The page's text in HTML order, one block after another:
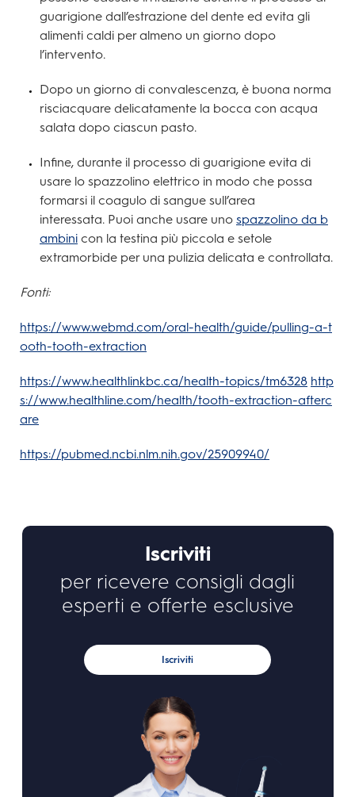
guarigione dall’estrazione del dente ed evita gli
alimenti caldi per almeno un giorno dopo
l’intervento.
Dopo un giorno di convalescenza, è buona norma
risciacquare delicatamente la bocca con acqua
salata dopo ciascun pasto.
Infine, durante il processo di guarigione evita di
usare lo spazzolino elettrico in modo che possa
formarsi il coagulo di sangue sull’area
interessata. Puoi anche usare uno spazzolino da b
ambini con la testina più piccola e setole
extramorbide per una pulizia delicata e controllata.
Fonti:
https://www.webmd.com/oral-health/guide/pulling-a-t
ooth-tooth-extraction
https://www.healthlinkbc.ca/health-topics/tm6328 http
s://www.healthline.com/health/tooth-extraction-afterc
are
https://pubmed.ncbi.nlm.nih.gov/25909940/
Iscriviti
per ricevere consigli dagli
esperti e offerte esclusive
Iscriviti